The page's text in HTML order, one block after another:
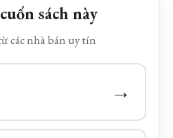
sách này
các nhà bán uy tín
→